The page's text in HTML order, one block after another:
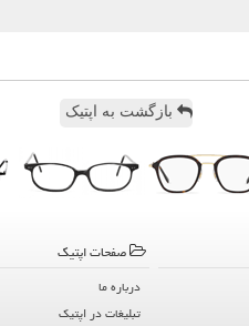
بازگشت به اپتیک
صفحات اپتیك
درباره ما
تبلیغات در اپتیك